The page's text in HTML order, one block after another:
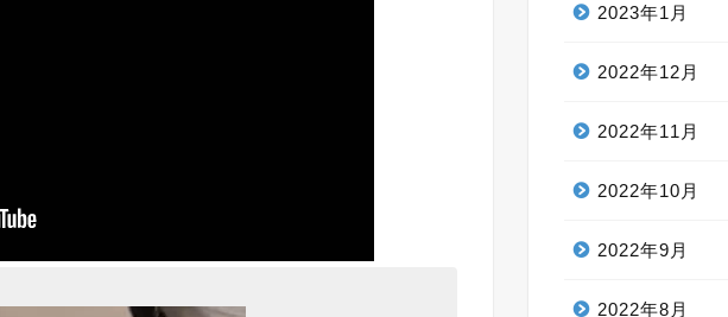
2023年1月
2022年12月
2022年11月
2022年10月
2022年9月
2022年8月